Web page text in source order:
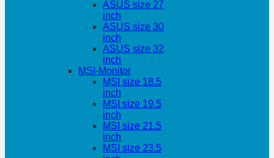
ASUS size 27
inch
ASUS size 30
inch
ASUS size 32
inch
MSI-Monitor
MSI size 18.5
inch
MSI size 19.5
inch
MSI size 21.5
inch
MSI size 23.5